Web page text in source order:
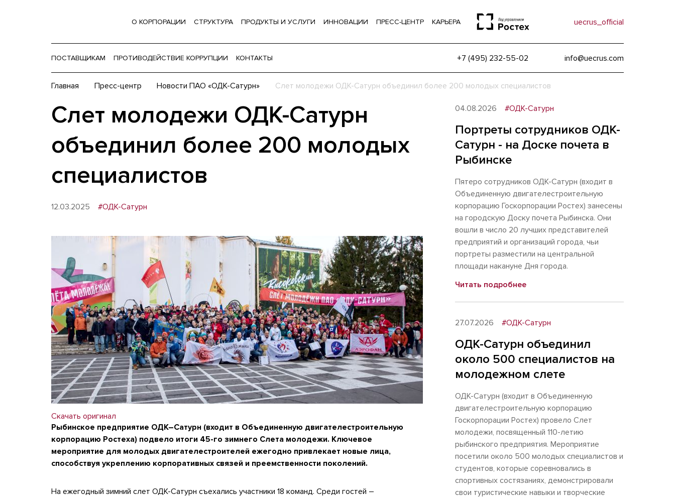
О КОРПОРАЦИИ СТРУКТУРА ПРОДУКТЫ И УСЛУГИ ИННОВАЦИИ ПРЕСС-ЦЕНТР КАРЬЕРА uecrus_official
ПОСТАВЩИКАМ ПРОТИВОДЕЙСТВИЕ КОРРУПЦИИ КОНТАКТЫ +7 (495) 232-55-02 info@uecrus.com
Главная Пресс-центр Новости ПАО «ОДК-Сатурн» Слет молодежи ОДК-Сатурн объединил более 200 молодых специалистов
Слет молодежи ОДК-Сатурн
объединил более 200 молодых
специалистов
12.03.2025 #ОДК-Сатурн
Скачать оригинал
Рыбинское предприятие ОДК–Сатурн (входит в Объединенную двигателестроительную
корпорацию Ростеха) подвело итоги 45-го зимнего Слета молодежи. Ключевое
мероприятие для молодых двигателестроителей ежегодно привлекает новые лица,
способствуя укреплению корпоративных связей и преемственности поколений.
На ежегодный зимний слет ОДК-Сатурн съехались участники 18 команд. Среди гостей –
04.08.2026 #ОДК-Сатурн
Портреты сотрудников ОДК-
Сатурн - на Доске почета в
Рыбинске
Пятеро сотрудников ОДК-Сатурн (входит в
Объединенную двигателестроительную
корпорацию Госкорпорации Ростех) занесены
на городскую Доску почета Рыбинска. Они
вошли в число 20 лучших представителей
предприятий и организаций города, чьи
портреты разместили на центральной
площади накануне Дня города.
Читать подробнее
27.07.2026 #ОДК-Сатурн
ОДК-Сатурн объединил
около 500 специалистов на
молодежном слете
ОДК-Сатурн (входит в Объединенную
двигателестроительную корпорацию
Госкорпорации Ростех) провело Слет
молодежи, посвященный 110-летию
рыбинского предприятия. Мероприятие
посетили около 500 молодых специалистов и
студентов, которые соревновались в
спортивных состязаниях, демонстрировали
свои туристические навыки и творческие